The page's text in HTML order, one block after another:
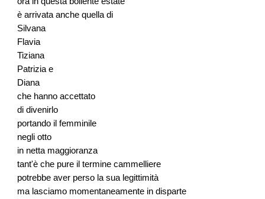
è arrivata anche quella di
Silvana
Flavia
Tiziana
Patrizia e
Diana
che hanno accettato
di divenirlo
portando il femminile
negli otto
in netta maggioranza
tant'è che pure il termine cammelliere
potrebbe aver perso la sua legittimità
ma lasciamo momentaneamente in disparte